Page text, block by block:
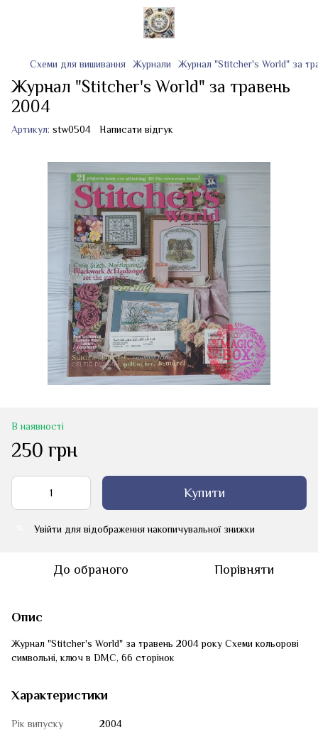
Схеми для вишивання Журнали Журнал "Stitcher's World" за
Журнал "Stitcher's World" за травень
2004
Артикул: stw0504 Написати відгук
В наявності
250 грн
Купити
Увійти для відображення накопичувальної знижки
До обраного Порівняти
Опис
Журнал "Stitcher's World" за травень 2004 року Схеми кольорові
символьні, ключ в DMC, 66 сторінок
Характеристики
Рік випуску 2004